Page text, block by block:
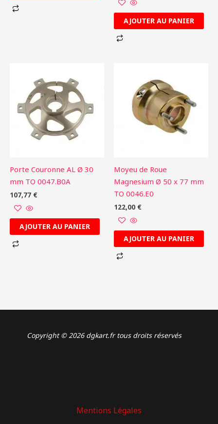
AJOUTER AU PANIER
Porte Couronne AL Ø 30
mm TO 0047.B0A
107,77 €
AJOUTER AU PANIER
Moyeu de Roue
Magnesium Ø 50 x 77 mm
TO 0046.E0
122,00 €
AJOUTER AU PANIER
Copyright © 2026 dgkart.fr tous droits réservés
Mentions Légales